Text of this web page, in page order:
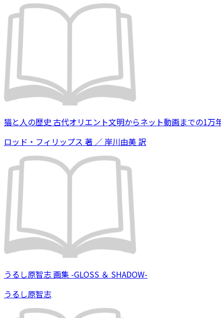
猫と人の歴史 古代オリエント文明からネット動画までの1万
ロッド・フィリップス 著 ／ 岸川由美 訳
うるし原智志 画集 -GLOSS ＆ SHADOW-
うるし原智志